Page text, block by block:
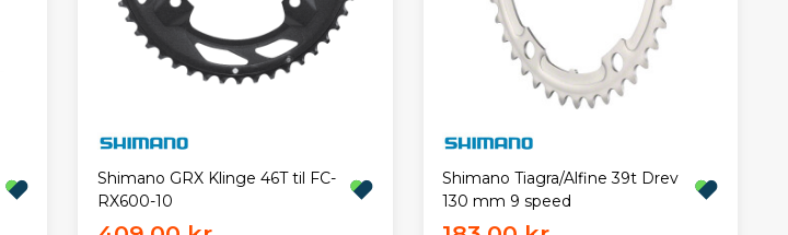
Shimano GRX Klinge 46T til FC-
RX600-10
Shimano Tiagra/Alfine 39t Drev
130 mm 9 speed